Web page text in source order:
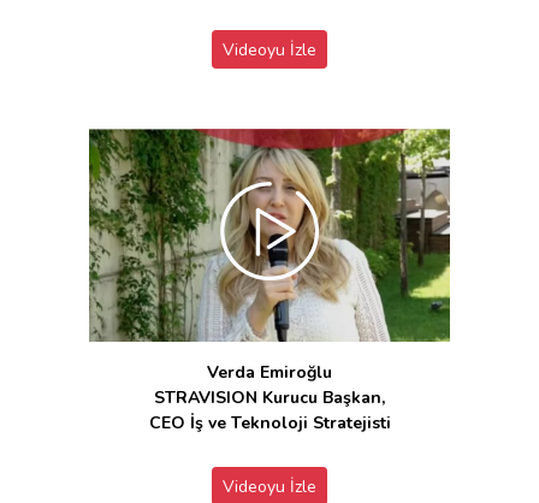
Videoyu İzle
Verda Emiroğlu
STRAVISION Kurucu Başkan,
CEO İş ve Teknoloji Stratejisti
Videoyu İzle